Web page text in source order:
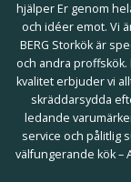
hjälper Er genom
och idéer emot. Vi
BERG Storkök är
och andra
kvalitet erbjuder vi
skräddarsydda
ledande
service och pålitlig
välfungerande kök –